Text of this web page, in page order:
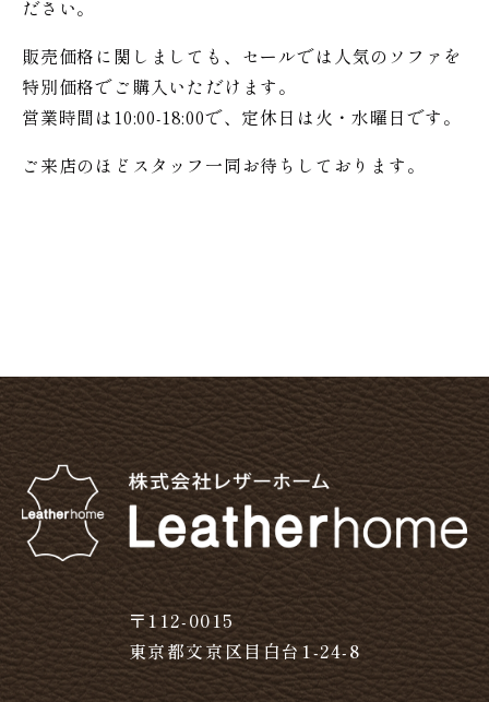
ださい。
販売価格に関しましても、セールでは人気のソファを
特別価格でご購入いただけます。
営業時間は10:00-18:00で、定休日は火・水曜日です。
ご来店のほどスタッフ一同お待ちしております。
〒112-0015
東京都文京区目白台1-24-8